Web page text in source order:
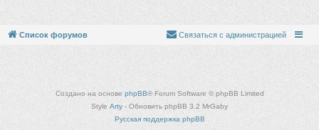
Список форумов Связаться с администрацией
Создано на основе phpBB® Forum Software © phpBB Limited
Style Arty - Обновить phpBB 3.2 MrGaby
Русская поддержка phpBB